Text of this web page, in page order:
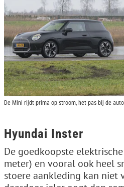
De Mini rijdt prima op stroom, het pas bij de
Hyundai Inster
De goedkoopste
meter) en vooral ook heel
stoere aankleding kan niet